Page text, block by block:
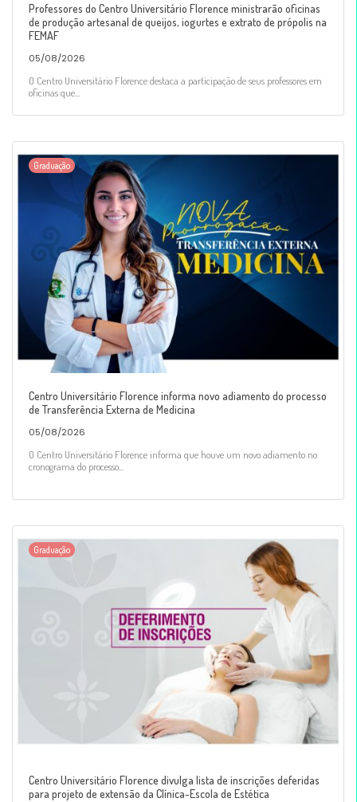
Professores do Centro Universitário Florence ministrarão oficinas
de produção artesanal de queijos, iogurtes e extrato de própolis na
FEMAF
05/08/2026
O Centro Universitário Florence destaca a participação de seus professores em
oficinas que...
Graduação
Centro Universitário Florence informa novo adiamento do processo
de Transferência Externa de Medicina
05/08/2026
O Centro Universitário Florence informa que houve um novo adiamento no
cronograma do processo...
Graduação
Centro Universitário Florence divulga lista de inscrições deferidas
para projeto de extensão da Clínica-Escola de Estética